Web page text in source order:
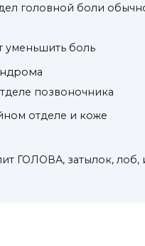
головной боли
уменьшить боль
позвоночника
отделе и коже
ГОЛОВА, затылок, лоб,